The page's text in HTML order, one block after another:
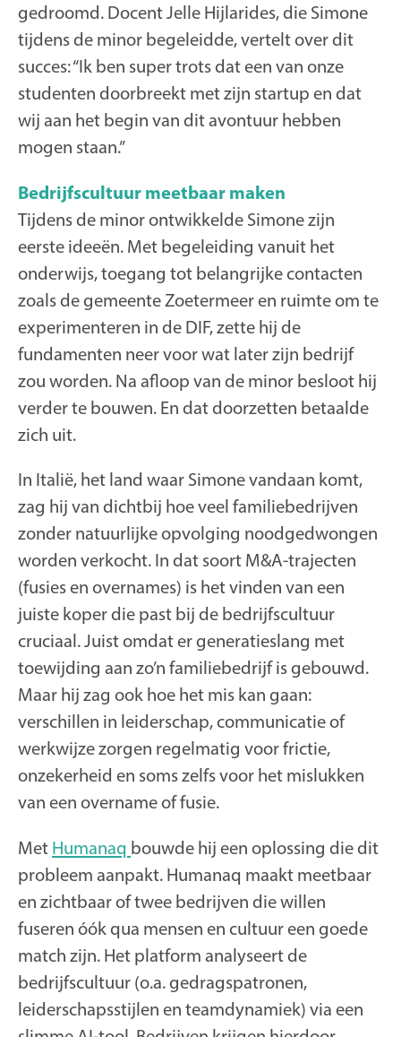
gedroomd. Docent Jelle Hijlarides, die Simone
tijdens de minor begeleidde, vertelt over dit
succes: “Ik ben super trots dat een van onze
studenten doorbreekt met zijn startup en dat
wij aan het begin van dit avontuur hebben
mogen staan.”
Bedrijfscultuur meetbaar maken
Tijdens de minor ontwikkelde Simone zijn
eerste ideeën. Met begeleiding vanuit het
onderwijs, toegang tot belangrijke contacten
zoals de gemeente Zoetermeer en ruimte om te
experimenteren in de DIF, zette hij de
fundamenten neer voor wat later zijn bedrijf
zou worden. Na afloop van de minor besloot hij
verder te bouwen. En dat doorzetten betaalde
zich uit.
In Italië, het land waar Simone vandaan komt,
zag hij van dichtbij hoe veel familiebedrijven
zonder natuurlijke opvolging noodgedwongen
worden verkocht. In dat soort M&A-trajecten
(fusies en overnames) is het vinden van een
juiste koper die past bij de bedrijfscultuur
cruciaal. Juist omdat er generatieslang met
toewijding aan zo’n familiebedrijf is gebouwd.
Maar hij zag ook hoe het mis kan gaan:
verschillen in leiderschap, communicatie of
werkwijze zorgen regelmatig voor frictie,
onzekerheid en soms zelfs voor het mislukken
van een overname of fusie.
Met Humanaq bouwde hij een oplossing die dit
probleem aanpakt. Humanaq maakt meetbaar
en zichtbaar of twee bedrijven die willen
fuseren óók qua mensen en cultuur een goede
match zijn. Het platform analyseert de
bedrijfscultuur (o.a. gedragspatronen,
leiderschapsstijlen en teamdynamiek) via een